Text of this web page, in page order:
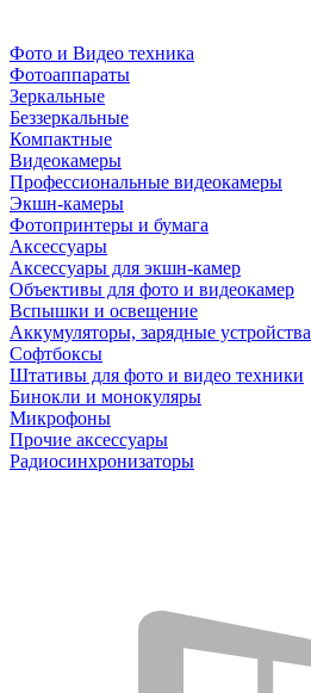
Фото и Видео техника
Фотоаппараты
Зеркальные
Беззеркальные
Компактные
Видеокамеры
Профессиональные видеокамеры
Экшн-камеры
Фотопринтеры и бумага
Аксессуары
Аксессуары для экшн-камер
Объективы для фото и видеокамер
Вспышки и освещение
Аккумуляторы, зарядные устройства
Софтбоксы
Штативы для фото и видео техники
Бинокли и монокуляры
Микрофоны
Прочие аксессуары
Радиосинхронизаторы